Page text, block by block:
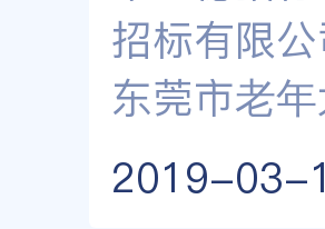
招标有限
东莞市老
2019-03-